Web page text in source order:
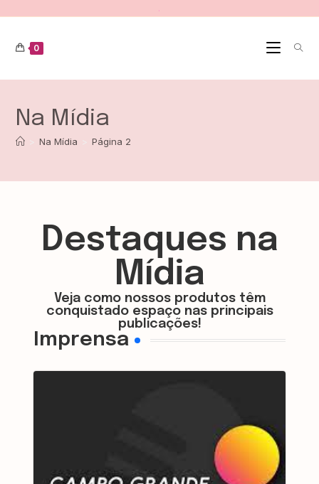
.
0
Na Mídia
Na Mídia Página 2
Destaques na
Mídia
Veja como nossos produtos têm
conquistado espaço nas principais
publicações!
Imprensa